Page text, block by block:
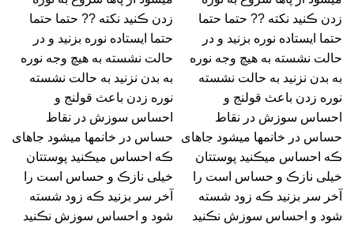
زدن ڪنید نکته ?? حتما حتما
حتما ایستاده نوره بزنید و در
حالت نشسته به هیچ وجه نوره
به بدن نزنید به حالت نشسته
نوره زدن باعث قولنج و
احساس سوزش در نقاط
حساس در خانمها میشود جاهای
ڪه احساس میڪنید پوستتان
خیلی نازڪ و حساس است را
آخر سر بزنید ڪه زود شسته
شود و احساس سوزش نڪنید
زدن ڪنید نکته ?? حتما حتما
حتما ایستاده نوره بزنید و در
حالت نشسته به هیچ وجه نوره
به بدن نزنید به حالت نشسته
نوره زدن باعث قولنج و
احساس سوزش در نقاط
حساس در خانمها میشود جاهای
ڪه احساس میڪنید پوستتان
خیلی نازڪ و حساس است را
آخر سر بزنید ڪه زود شسته
شود و احساس سوزش نڪنید